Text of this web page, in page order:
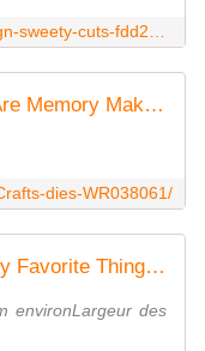
Lifestyle Shape Die Antlers We Are Memory Makers Fée du Scrap
dies-WR038061/
DIE-NAMICS Emmitt Alphabet My Favorite Things Fée du Scrap
environLargeur des